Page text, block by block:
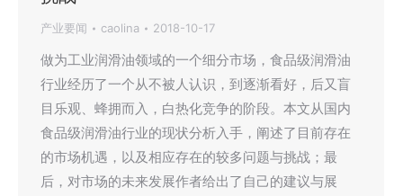
产业要闻 caolina 2018-10-17
做为工业润滑油领域的一个细分市场，食品级润滑油
行业经历了一个从不被人认识，到逐渐看好，后又盲
目乐观、蜂拥而入，白热化竞争的阶段。本文从国内
食品级润滑油行业的现状分析入手，阐述了目前存在
的市场机遇，以及相应存在的较多问题与挑战；最
后，对市场的未来发展作者给出了自己的建议与展